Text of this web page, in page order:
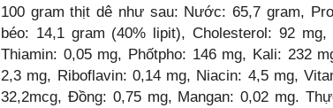
100 gram thịt dê như sau: Nước: 65,7 gram,
béo: 14,1 gram (40% lipit), Cholesterol: 92
Thiamin: 0,05 mg, Phốtpho: 146 mg, Kali: 232
2,3 mg, Riboflavin: 0,14 mg, Niacin: 4,5 mg,
32,2mcg, Đồng: 0,75 mg, Mangan: 0,02 mg.